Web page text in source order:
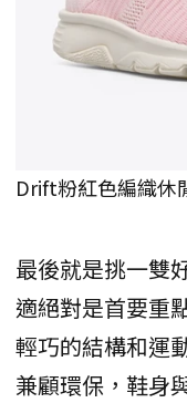
Drift粉紅色編織休
最後就是挑一雙
適絕對是首要重
輕巧的結構和運
兼顧環保，鞋身